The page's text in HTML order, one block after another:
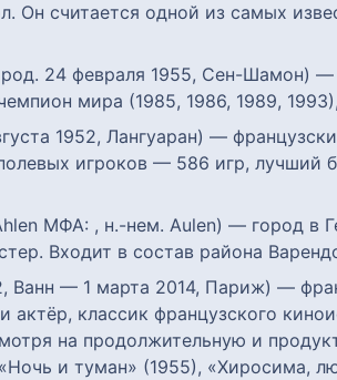
Он считается одной из самых
24 февраля 1955, Сен-Шамон) —
мира (1985, 1986, 1989,
1952, Лангуаран) —
игроков — 586 игр,
МФА: , н.-нем. Aulen) — город в
Входит в состав района
Ванн — 1 марта 2014, Париж) —
классик французского
на продолжительную и
и туман» (1955), «Хиросима,